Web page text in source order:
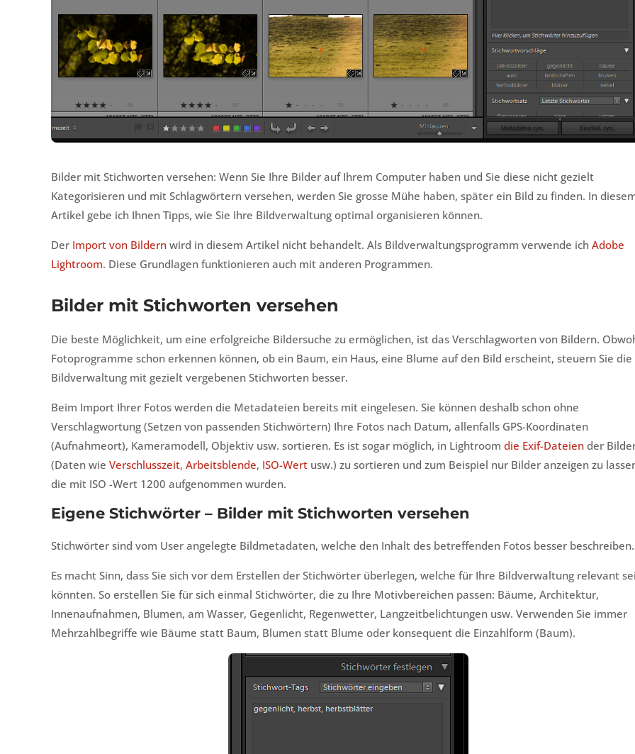
Bilder mit Stichworten versehen: Wenn Sie Ihre Bilder auf Ihrem Computer haben und Sie diese nicht gezielt
Kategorisieren und mit Schlagwörtern versehen, werden Sie grosse Mühe haben, später ein Bild zu finden. In
Artikel gebe ich Ihnen Tipps, wie Sie Ihre Bildverwaltung optimal organisieren können.
Der Import von Bildern wird in diesem Artikel nicht behandelt. Als Bildverwaltungsprogramm verwende ich Adobe
Lightroom. Diese Grundlagen funktionieren auch mit anderen Programmen.
Bilder mit Stichworten versehen
Die beste Möglichkeit, um eine erfolgreiche Bildersuche zu ermöglichen, ist das Verschlagworten von Bildern.
Fotoprogramme schon erkennen können, ob ein Baum, ein Haus, eine Blume auf den Bild erscheint, steuern Sie die
Bildverwaltung mit gezielt vergebenen Stichworten besser.
Beim Import Ihrer Fotos werden die Metadateien bereits mit eingelesen. Sie können deshalb schon ohne
Verschlagwortung (Setzen von passenden Stichwörtern) Ihre Fotos nach Datum, allenfalls GPS-Koordinaten
(Aufnahmeort), Kameramodell, Objektiv usw. sortieren. Es ist sogar möglich, in Lightroom die Exif-Dateien der
(Daten wie Verschlusszeit, Arbeitsblende, ISO-Wert usw.) zu sortieren und zum Beispiel nur Bilder anzeigen zu
die mit ISO -Wert 1200 aufgenommen wurden.
Eigene Stichwörter – Bilder mit Stichworten versehen
Stichwörter sind vom User angelegte Bildmetadaten, welche den Inhalt des betreffenden Fotos besser beschreiben.
Es macht Sinn, dass Sie sich vor dem Erstellen der Stichwörter überlegen, welche für Ihre Bildverwaltung relevant
könnten. So erstellen Sie für sich einmal Stichwörter, die zu Ihre Motivbereichen passen: Bäume, Architektur,
Innenaufnahmen, Blumen, am Wasser, Gegenlicht, Regenwetter, Langzeitbelichtungen usw. Verwenden Sie immer
Mehrzahlbegriffe wie Bäume statt Baum, Blumen statt Blume oder konsequent die Einzahlform (Baum).